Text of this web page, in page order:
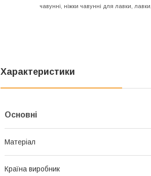
чавунні, ніжки чавунні для лавки, лавки,
Характеристики
Основні
Матеріал
Країна виробник